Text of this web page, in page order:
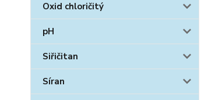
Oxid chloričitý
pH
Siřičitan
Síran